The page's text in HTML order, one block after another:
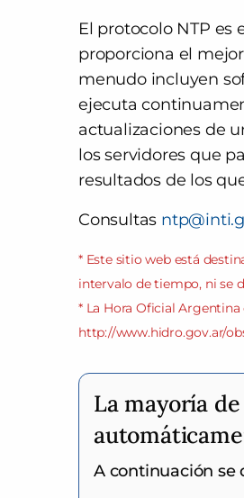
El protocolo NTP
proporciona el
menudo incluyen
ejecuta
actualizaciones de
los servidores que
resultados de los
Consultas
* Este sitio web está
intervalo de tiempo, ni se
* La Hora Oficial
http://www.hidro.gov.ar/
La mayoría
A continuación se